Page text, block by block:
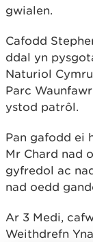
gwialen.
Cafodd
ddal yn
Naturiol
Parc
ystod patrôl.
Pan gafodd ei
Mr Chard nad
gyfredol ac
nad oedd
Ar 3 Medi,
Weithdrefn